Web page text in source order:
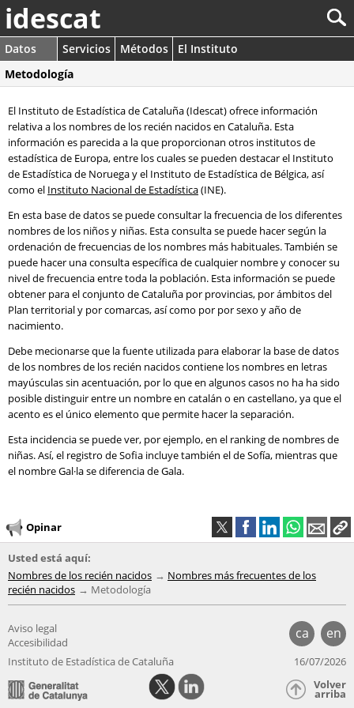
idescat
Datos Servicios Métodos
El Instituto
Metodología
El Instituto de Estadística de Cataluña (Idescat) ofrece información
relativa a los nombres de los recién nacidos en Cataluña. Esta
información es parecida a la que proporcionan otros institutos de
estadística de Europa, entre los cuales se pueden destacar el Instituto
de Estadística de Noruega y el Instituto de Estadística de Bélgica, así
como el Instituto Nacional de Estadística(INE).
En esta base de datos se puede consultar la frecuencia de los diferentes
nombres de los niños y niñas. Esta consulta se puede hacer según la
ordenación de frecuencias de los nombres más habituales. También se
puede hacer una consulta específica de cualquier nombre y conocer su
nivel de frecuencia entre toda la población. Esta información se puede
obtener para el conjunto de Cataluña por provincias, por ámbitos del
Plan territorial y por comarcas, así como por por sexo y año de
nacimiento.
Debe mecionarse que la fuente utilizada para elaborar la base de datos
de los nombres de los recién nacidos contiene los nombres en letras
mayúsculas sin acentuación, por lo que en algunos casos no ha ha sido
posible distinguir entre un nombre en catalán o en castellano, ya que el
acento es el único elemento que permite hacer la separación.
Esta incidencia se puede ver, por ejemplo, en el ranking de nombres de
niñas. Así, el registro de Sofia incluye también el de Sofía, mientras que
el nombre Gal·la se diferencia de Gala.
Opinar
Usted está aquí:
Nombres de los recién nacidos
Nombres más frecuentes de los
recién nacidos
Metodología
ca en
Aviso legal
Accesibilidad
Instituto de Estadística de Cataluña
16/07/2026
Volver
arriba